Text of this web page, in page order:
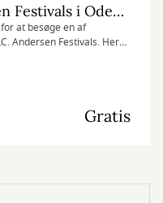
Kør med til H.C. Andersen Festivals i Odense
at besøge en af
Andersen Festivals. Her
univers, som hyldes
for både store og små.
antal pladser!
Gratis